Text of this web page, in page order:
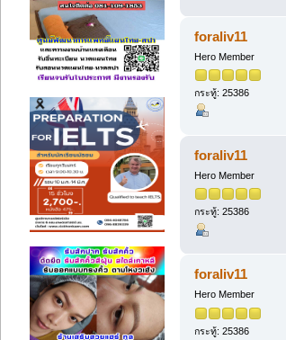
foraliv11
Hero Member
กระทู้: 25386
foraliv11
Hero Member
กระทู้: 25386
foraliv11
Hero Member
กระทู้: 25386